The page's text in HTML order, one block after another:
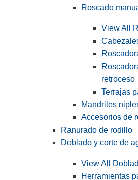
Roscado
View All
retroceso
Terrajas
Mandriles
Accesorios de
Ranurado de rodillo
Doblado y corte de
View All
Herramientas